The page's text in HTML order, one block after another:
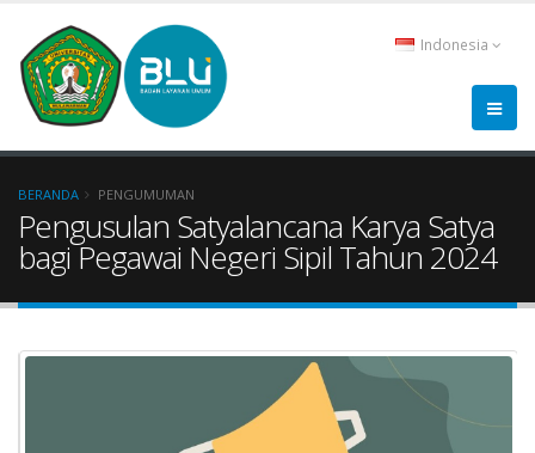
Indonesia
BERANDA PENGUMUMAN
Pengusulan Satyalancana Karya Satya
bagi Pegawai Negeri Sipil Tahun 2024